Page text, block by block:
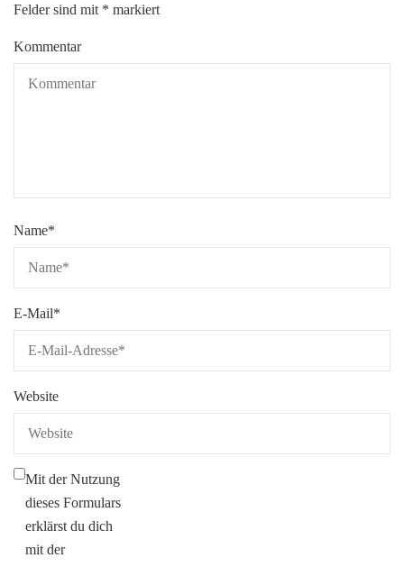
Felder sind mit * markiert
Kommentar
Name*
E-Mail*
Website
Mit der Nutzung
dieses Formulars
erklärst du dich
mit der